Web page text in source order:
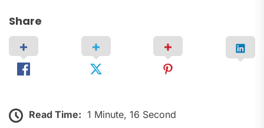
Share
Read Time: 1 Minute, 16 Second